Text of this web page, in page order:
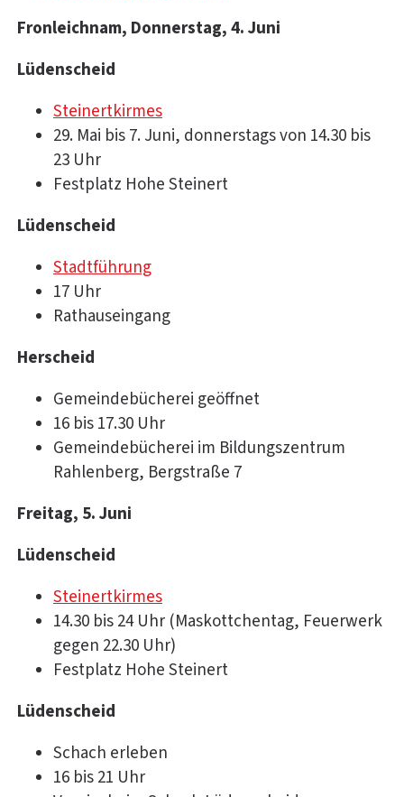
Fronleichnam, Donnerstag, 4. Juni
Lüdenscheid
Steinertkirmes
29. Mai bis 7. Juni, donnerstags von 14.30 bis
23 Uhr
Festplatz Hohe Steinert
Lüdenscheid
Stadtführung
17 Uhr
Rathauseingang
Herscheid
Gemeindebücherei geöffnet
16 bis 17.30 Uhr
Gemeindebücherei im Bildungszentrum
Rahlenberg, Bergstraße 7
Freitag, 5. Juni
Lüdenscheid
Steinertkirmes
14.30 bis 24 Uhr (Maskottchentag, Feuerwerk
gegen 22.30 Uhr)
Festplatz Hohe Steinert
Lüdenscheid
Schach erleben
16 bis 21 Uhr